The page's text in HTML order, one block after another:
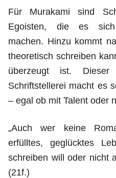
Für Murakami sind
Egoisten, die es sich
machen. Hinzu kommt
theoretisch schreiben
überzeugt ist.
Schriftstellerei macht es
– egal ob mit Talent oder
„Auch wer keine
erfülltes, geglücktes
schreiben will oder nicht
(21f.)